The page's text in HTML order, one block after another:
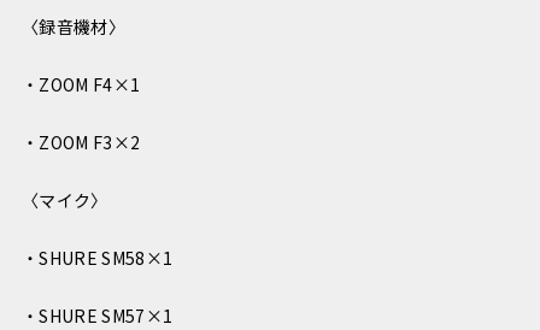
〈録音機材〉
・ZOOM F4×1
・ZOOM F3×2
〈マイク〉
・SHURE SM58×1
・SHURE SM57×1